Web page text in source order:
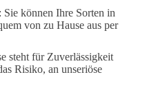
: Sie können Ihre Sorten in
von zu Hause aus per
steht für Zuverlässigkeit
Risiko, an unseriöse